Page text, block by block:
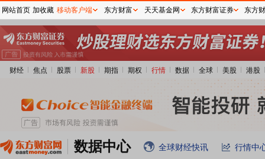
财经 焦点 股票 新股 期指 期权 行情 数据 全球 美股 港股
数据中心 全球财经快讯 行情中
网站首页 加收藏 移动客户端 东方财富 天天基金网 东方财富证券 东方